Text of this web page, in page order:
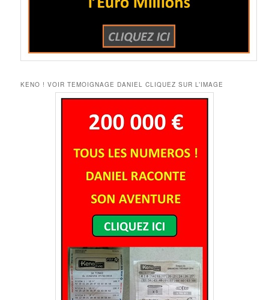
KENO ! VOIR TEMOIGNAGE DANIEL CLIQUEZ SUR L’IMAGE